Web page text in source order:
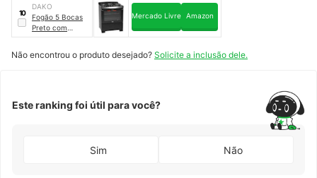
Cheff Mesa
Vidro｜26989
10
DAKO
Fogão 5 Bocas
Preto com
Frente em Vidro
Digital Dako
Mercado Livre Amazon
Não encontrou o produto desejado? Solicite a inclusão dele.
Este ranking foi útil para você?
Sim Não